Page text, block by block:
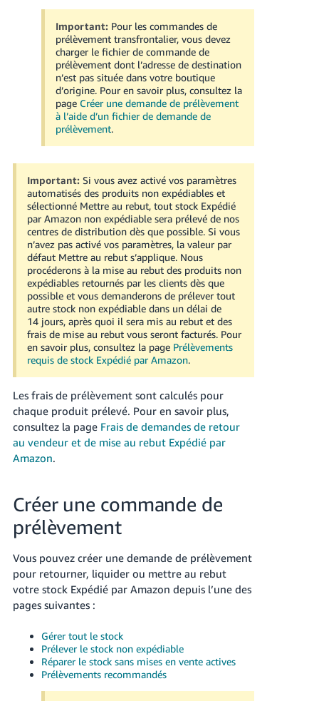
Important: Pour les commandes de
prélèvement transfrontalier, vous devez
charger le fichier de commande de
prélèvement dont l’adresse de destination
n’est pas située dans votre boutique
d’origine. Pour en savoir plus, consultez la
page Créer une demande de prélèvement
à l’aide d’un fichier de demande de
prélèvement.
Important: Si vous avez activé vos paramètres
automatisés des produits non expédiables et
sélectionné Mettre au rebut, tout stock Expédié
par Amazon non expédiable sera prélevé de nos
centres de distribution dès que possible. Si vous
n’avez pas activé vos paramètres, la valeur par
défaut Mettre au rebut s’applique. Nous
procéderons à la mise au rebut des produits non
expédiables retournés par les clients dès que
possible et vous demanderons de prélever tout
autre stock non expédiable dans un délai de
14 jours, après quoi il sera mis au rebut et des
frais de mise au rebut vous seront facturés. Pour
en savoir plus, consultez la page Prélèvements
requis de stock Expédié par Amazon.
Les frais de prélèvement sont calculés pour
chaque produit prélevé. Pour en savoir plus,
consultez la page Frais de demandes de retour
au vendeur et de mise au rebut Expédié par
Amazon.
Créer une commande de
prélèvement
Vous pouvez créer une demande de prélèvement
pour retourner, liquider ou mettre au rebut
votre stock Expédié par Amazon depuis l’une des
pages suivantes :
Gérer tout le stock
Prélever le stock non expédiable
Réparer le stock sans mises en vente actives
Prélèvements recommandés